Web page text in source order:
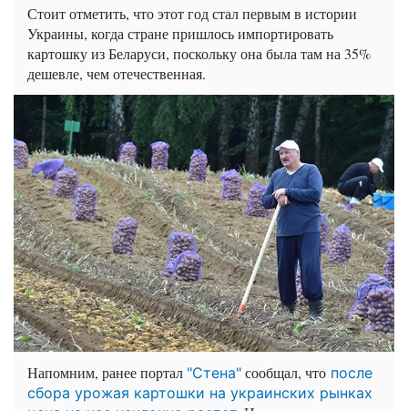
Стоит отметить, что этот год стал первым в истории
Украины, когда стране пришлось импортировать
картошку из Беларуси, поскольку она была там на 35%
дешевле, чем отечественная.
Напомним, ранее портал "Стена" сообщал, что после
сбора урожая картошки на украинских рынках